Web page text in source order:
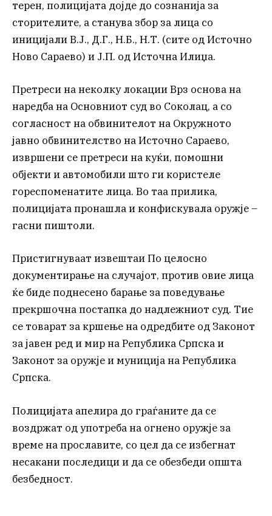
терен, полицијата дојде до сознанија за
сторителите, а станува збор за лица со
иницијали В.Ј., Д.Г., Н.Б., Н.Т. (сите од Источно
Ново Сараево) и Ј.П. од Источна Илиџа.
Претреси на неколку локации Врз основа на
наредба на Основниот суд во Соколац, а со
согласност на обвинителот на Окружното
јавно обвинителство на Источно Сараево,
извршени се претреси на куќи, помошни
објекти и автомобили што ги користеле
гореспоменатите лица. Во таа прилика,
полицијата пронашла и конфискувала оружје –
гасни пиштоли.
Пристигнуваат извештаи По целосно
документирање на случајот, против овие лица
ќе биде поднесено барање за поведување
прекршочна постапка до надлежниот суд. Тие
се товарат за кршење на одредбите од Законот
за јавен ред и мир на Република Српска и
Законот за оружје и муниција на Република
Српска.
Полицијата апелира до граѓаните да се
воздржат од употреба на огнено оружје за
време на прославите, со цел да се избегнат
несакани последици и да се обезбеди општа
безбедност.